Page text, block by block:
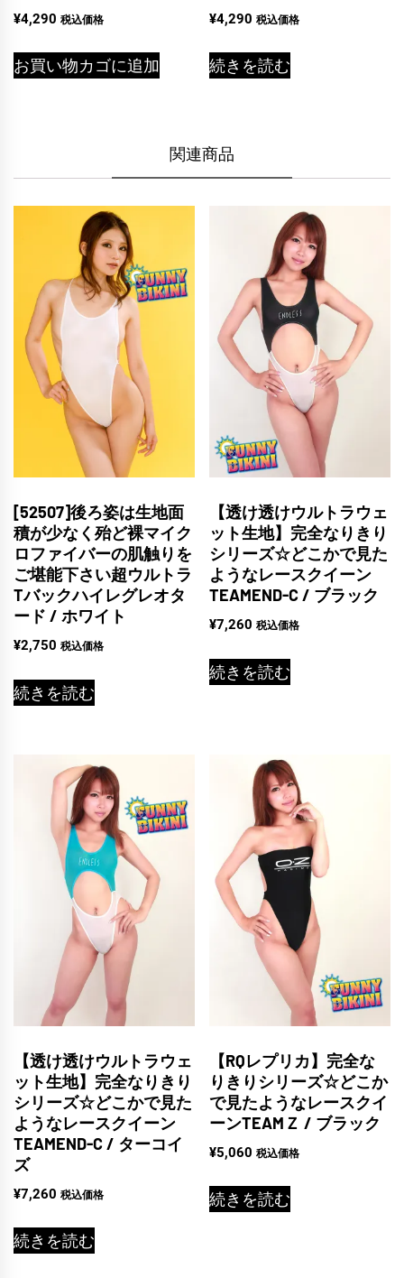
¥4,290 税込価格
お買い物カゴに追加
¥4,290 税込価格
続きを読む
関連商品
[52507]後ろ姿は生地面
積が少なく殆ど裸マイク
ロファイバーの肌触りを
ご堪能下さい超ウルトラ
Tバックハイレグレオタ
ード / ホワイト
¥2,750 税込価格
続きを読む
【透け透けウルトラウェ
ット生地】完全なりきり
シリーズ☆どこかで見た
ようなレースクイーン
TEAMEND-C / ブラック
¥7,260 税込価格
続きを読む
【透け透けウルトラウェ
ット生地】完全なりきり
シリーズ☆どこかで見た
ようなレースクイーン
TEAMEND-C / ターコイ
ズ
¥7,260 税込価格
続きを読む
【RQレプリカ】完全な
りきりシリーズ☆どこか
で見たようなレースクイ
ーンTEAMＺ / ブラック
¥5,060 税込価格
続きを読む